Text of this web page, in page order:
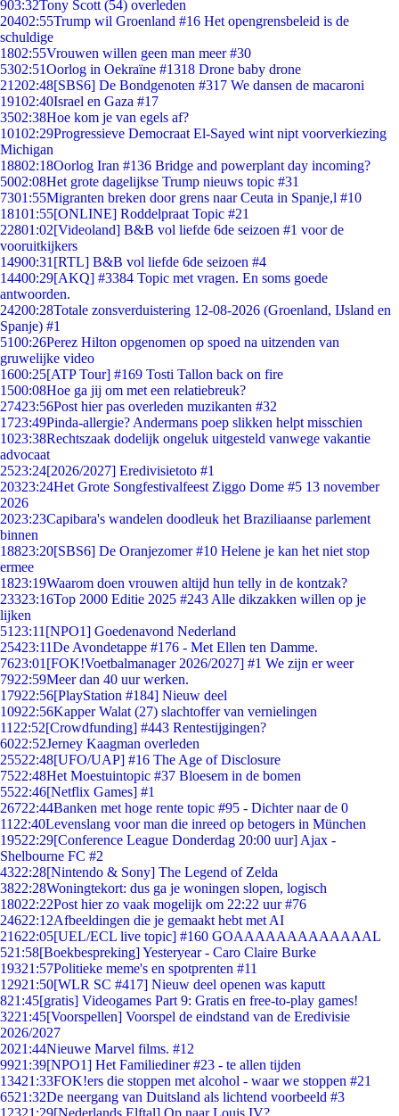
903:32Tony Scott (54) overleden
20402:55Trump wil Groenland #16 Het opengrensbeleid is de
schuldige
1802:55Vrouwen willen geen man meer #30
5302:51Oorlog in Oekraïne #1318 Drone baby drone
21202:48[SBS6] De Bondgenoten #317 We dansen de macaroni
19102:40Israel en Gaza #17
3502:38Hoe kom je van egels af?
10102:29Progressieve Democraat El-Sayed wint nipt voorverkiezing
Michigan
18802:18Oorlog Iran #136 Bridge and powerplant day incoming?
5002:08Het grote dagelijkse Trump nieuws topic #31
7301:55Migranten breken door grens naar Ceuta in Spanje,l #10
18101:55[ONLINE] Roddelpraat Topic #21
22801:02[Videoland] B&B vol liefde 6de seizoen #1 voor de
vooruitkijkers
14900:31 [RTL] B&B vol liefde 6de seizoen #4
14400:29[AKQ] #3384 Topic met vragen. En soms goede
antwoorden.
24200:28Totale zonsverduistering 12-08-2026 (Groenland, IJsland en
Spanje) #1
5100:26Perez Hilton opgenomen op spoed na uitzenden van
gruwelijke video
1600:25[ATP Tour] #169 Tosti Tallon back on fire
1500:08Hoe ga jij om met een relatiebreuk?
27423:56Post hier pas overleden muzikanten #32
1723:49Pinda-allergie? Andermans poep slikken helpt misschien
1023:38Rechtszaak dodelijk ongeluk uitgesteld vanwege vakantie
advocaat
2523:24[2026/2027] Eredivisietoto #1
20323:24Het Grote Songfestivalfeest Ziggo Dome #5 13 november
2026
2023:23Capibara's wandelen doodleuk het Braziliaanse parlement
binnen
18823:20[SBS6] De Oranjezomer #10 Helene je kan het niet stop
ermee
1823:19Waarom doen vrouwen altijd hun telly in de kontzak?
23323:16Top 2000 Editie 2025 #243 Alle dikzakken willen op je
lijken
51 23:11 [NPO1] Goedenavond Nederland
25423:11De Avondetappe #176 - Met Ellen ten Damme.
7623:01 [FOK!Voetbalmanager 2026/2027] #1 We zijn er weer
7922:59Meer dan 40 uur werken.
17922:56[PlayStation #184] Nieuw deel
10922:56Kapper Walat (27) slachtoffer van vernielingen
11 22:52[Crowdfunding] #443 Rentestijgingen?
6022:52Jerney Kaagman overleden
25522:48[UFO/UAP] #16 The Age of Disclosure
7522:48Het Moestuintopic #37 Bloesem in de bomen
5522:46[Netflix Games] #1
26722:44Banken met hoge rente topic #95 - Dichter naar de 0
11 22:40Levenslang voor man die inreed op betogers in München
19522:29[Conference League Donderdag 20:00 uur] Ajax -
Shelbourne FC #2
4322:28[Nintendo & Sony] The Legend of Zelda
3822:28Woningtekort: dus ga je woningen slopen, logisch
18022:22Post hier zo vaak mogelijk om 22:22 uur #76
24622:12Afbeeldingen die je gemaakt hebt met AI
21622:05[UEL/ECL live topic] #160 GOAAAAAAAAAAAAAL
521:58[Boekbespreking] Yesteryear - Caro Claire Burke
19321:57Politieke meme's en spotprenten #11
12921:50[WLR SC #417] Nieuw deel openen was kaputt
821:45[gratis] Videogames Part 9: Gratis en free-to-play games!
3221:45[Voorspellen] Voorspel de eindstand van de Eredivisie
2026/2027
2021:44Nieuwe Marvel films. #12
9921:39[NPO1] Het Familiediner #23 - te allen tijden
13421:33FOK!ers die stoppen met alcohol - waar we stoppen #21
6521:32De neergang van Duitsland als lichtend voorbeeld #3
12321:29[Nederlands Elftal] Op naar Louis IV?